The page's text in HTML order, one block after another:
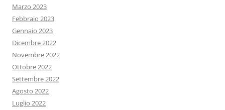
Marzo 2023
Febbraio 2023
Gennaio 2023
Dicembre 2022
Novembre 2022
Ottobre 2022
Settembre 2022
Agosto 2022
Luglio 2022